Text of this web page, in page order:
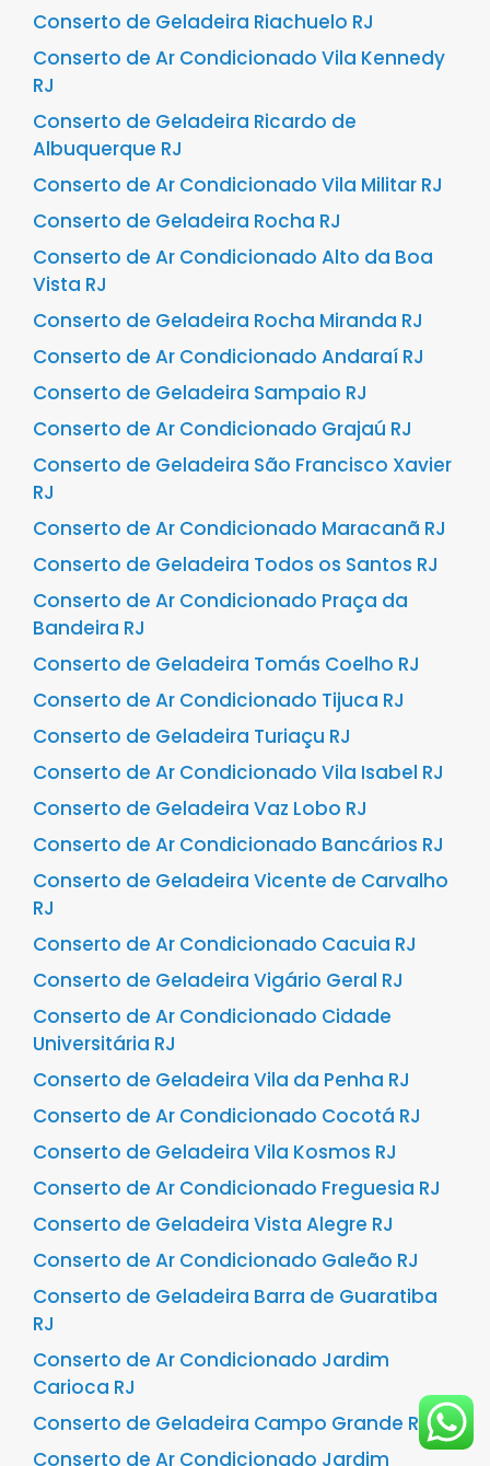
Conserto de Geladeira Riachuelo RJ
Conserto de Ar Condicionado Vila Kennedy
RJ
Conserto de Geladeira Ricardo de
Albuquerque RJ
Conserto de Ar Condicionado Vila Militar RJ
Conserto de Geladeira Rocha RJ
Conserto de Ar Condicionado Alto da Boa
Vista RJ
Conserto de Geladeira Rocha Miranda RJ
Conserto de Ar Condicionado Andaraí RJ
Conserto de Geladeira Sampaio RJ
Conserto de Ar Condicionado Grajaú RJ
Conserto de Geladeira São Francisco Xavier
RJ
Conserto de Ar Condicionado Maracanã RJ
Conserto de Geladeira Todos os Santos RJ
Conserto de Ar Condicionado Praça da
Bandeira RJ
Conserto de Geladeira Tomás Coelho RJ
Conserto de Ar Condicionado Tijuca RJ
Conserto de Geladeira Turiaçu RJ
Conserto de Ar Condicionado Vila Isabel RJ
Conserto de Geladeira Vaz Lobo RJ
Conserto de Ar Condicionado Bancários RJ
Conserto de Geladeira Vicente de Carvalho
RJ
Conserto de Ar Condicionado Cacuia RJ
Conserto de Geladeira Vigário Geral RJ
Conserto de Ar Condicionado Cidade
Universitária RJ
Conserto de Geladeira Vila da Penha RJ
Conserto de Ar Condicionado Cocotá RJ
Conserto de Geladeira Vila Kosmos RJ
Conserto de Ar Condicionado Freguesia RJ
Conserto de Geladeira Vista Alegre RJ
Conserto de Ar Condicionado Galeão RJ
Conserto de Geladeira Barra de Guaratiba
RJ
Conserto de Ar Condicionado Jardim
Carioca RJ
Conserto de Geladeira Campo Grande RJ
Conserto de Ar Condicionado Jardim